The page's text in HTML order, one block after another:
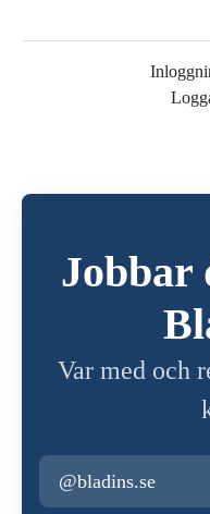
Jobbar
Var med och
@bladins.se